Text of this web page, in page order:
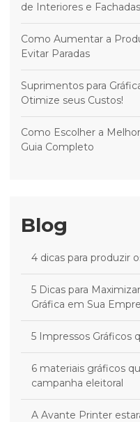
de Interiores e Fachadas
Como Aumentar a
Evitar Paradas
Suprimentos para
Otimize seus Custos!
Como Escolher a
Guia Completo
Blog
4 dicas para produzir
5 Dicas para
Gráfica em Sua
5 Impressos Gráficos
6 materiais gráficos
campanha eleitoral
A Avante Printer